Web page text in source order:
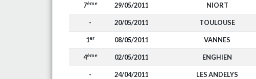
7ème 29/05/2011 NIORT
- 20/05/2011 TOULOUSE
1er 08/05/2011 VANNES
4ème 02/05/2011 ENGHIEN
- 24/04/2011 LES ANDELYS